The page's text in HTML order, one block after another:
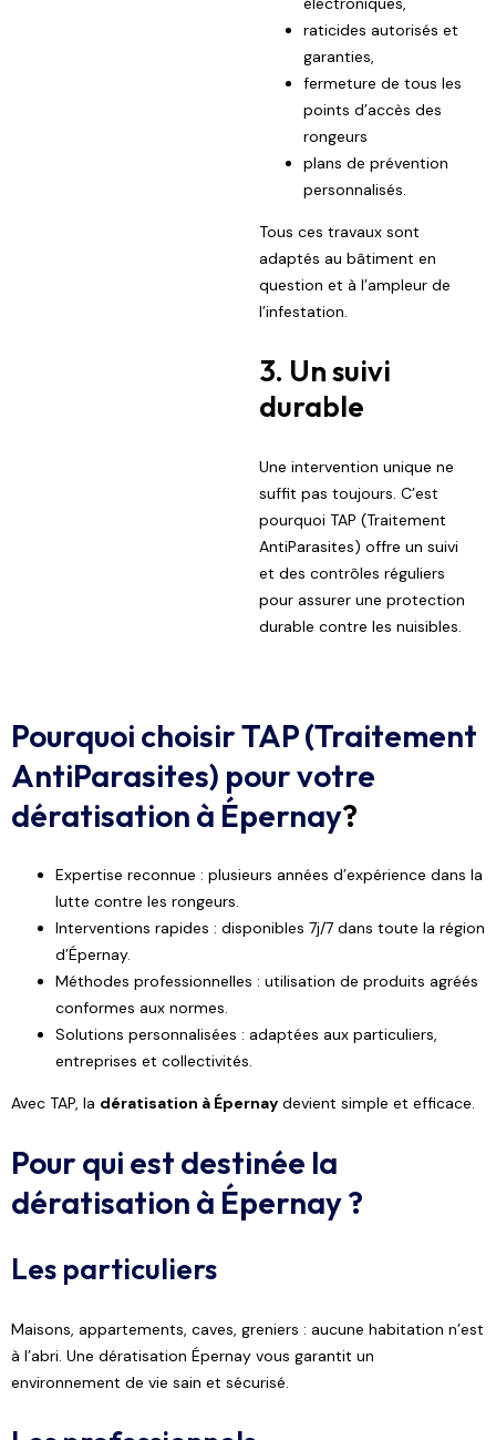
raticides autorisés et
garanties,
fermeture de tous les
points d’accès des
rongeurs
plans de prévention
personnalisés.
Tous ces travaux sont
adaptés au bâtiment en
question et à l’ampleur de
l’infestation.
3. Un suivi
durable
Une intervention unique ne
suffit pas toujours. C’est
pourquoi TAP (Traitement
AntiParasites) offre un suivi
et des contrôles réguliers
pour assurer une protection
durable contre les nuisibles.
Pourquoi choisir TAP (Traitement
AntiParasites) pour votre
dératisation à Épernay?
Expertise reconnue : plusieurs années d’expérience dans la
lutte contre les rongeurs.
Interventions rapides : disponibles 7j/7 dans toute la région
d’Épernay.
Méthodes professionnelles : utilisation de produits agréés
conformes aux normes.
Solutions personnalisées : adaptées aux particuliers,
entreprises et collectivités.
Avec TAP, la dératisation à Épernay devient simple et efficace.
Pour qui est destinée la
dératisation à Épernay ?
Les particuliers
Maisons, appartements, caves, greniers : aucune habitation n’est
à l’abri. Une dératisation Épernay vous garantit un
environnement de vie sain et sécurisé.